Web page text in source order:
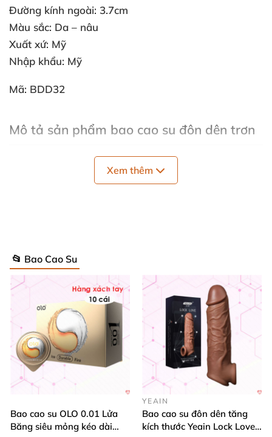
Đường kính ngoài: 3.7cm
Màu sắc: Da – nâu
Xuất xứ: Mỹ
Nhập khẩu: Mỹ
Mã: BDD32
Mô tả sản phẩm bao cao su đôn dên trơn
? Có thực đấy bạn nhé
Xem thêm
📂 Bao Cao Su
Bao cao su OLO 0.01 Lửa
Băng siêu mỏng kéo dài
YEAIN
Bao cao su đôn dên tăng
kích thước Yeain Lock Love